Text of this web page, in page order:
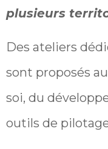
plusieurs
Des ateliers
sont proposés
soi, du
outils de